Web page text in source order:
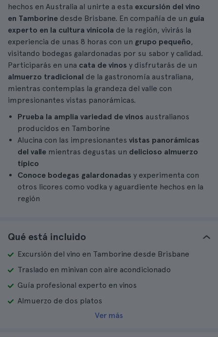
hechos en Australia al unirte a esta excursión del vino
en Tamborine desde Brisbane. En compañía de un guía
experto en la cultura vinícola de la región, vivirás la
experiencia de unas 8 horas con un grupo pequeño,
visitando bodegas galardonadas por su sabor y calidad.
Participarás en una cata de vinos y disfrutarás de un
almuerzo tradicional de la gastronomía australiana,
mientras contemplas la grandeza del valle con
impresionantes vistas panorámicas.
Prueba la amplia variedad de vinos australianos
producidos en Tamborine
Alucina con las impresionantes vistas panorámicas
del valle mientras degustas un delicioso almuerzo
típico
Conoce bodegas galardonadas y experimenta con
otros licores como vodka y aguardiente hechos en la
región
Qué está incluido
Excursión del vino en Tamborine desde Brisbane
Traslado en minivan con aire acondicionado
Guía profesional experto en vinos
Almuerzo de dos platos
Ver más